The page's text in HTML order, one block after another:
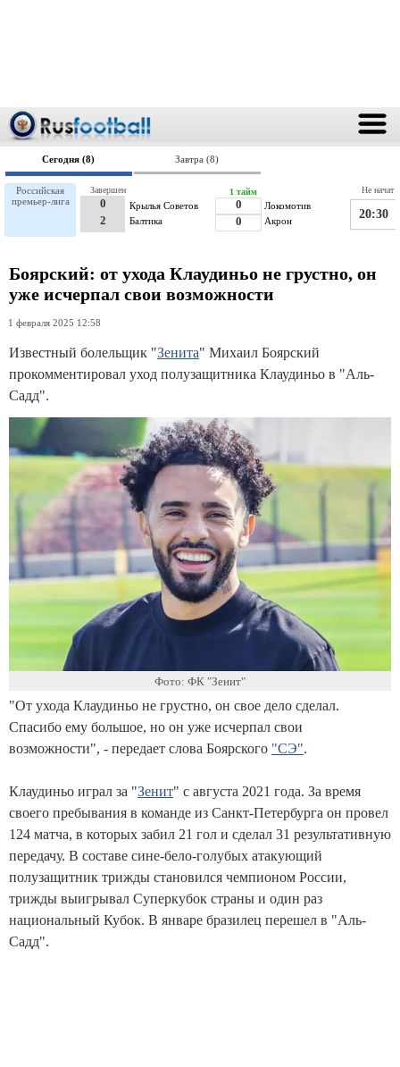
Сегодня (8) Завтра (8)
Российская
премьер-лига
Крылья Советов
0
2
Балтика
Завершен
Локомотив
0
0
Акрон
1 тайм
20:30
Не начат
Боярский: от ухода Клаудиньо не грустно, он
уже исчерпал свои возможности
1 февраля 2025 12:58
Известный болельщик "Зенита" Михаил Боярский
прокомментировал уход полузащитника Клаудиньо в "Аль-
Садд".
Фото: ФК "Зенит"
"От ухода Клаудиньо не грустно, он свое дело сделал.
Спасибо ему большое, но он уже исчерпал свои
возможности", - передает слова Боярского "СЭ".
Клаудиньо играл за "Зенит" с августа 2021 года. За время
своего пребывания в команде из Санкт-Петербурга он провел
124 матча, в которых забил 21 гол и сделал 31 результативную
передачу. В составе сине-бело-голубых атакующий
полузащитник трижды становился чемпионом России,
трижды выигрывал Суперкубок страны и один раз
национальный Кубок. В январе бразилец перешел в "Аль-
Садд".